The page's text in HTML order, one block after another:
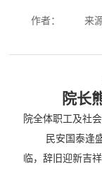
作者： 来
院长
院全体职工及社会
民安国泰逢盛
临，辞旧迎新吉